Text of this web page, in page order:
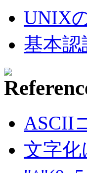
UNIX
基本
ASCII
文字